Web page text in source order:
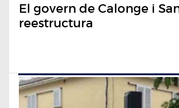
El govern de Calonge i
reestructura